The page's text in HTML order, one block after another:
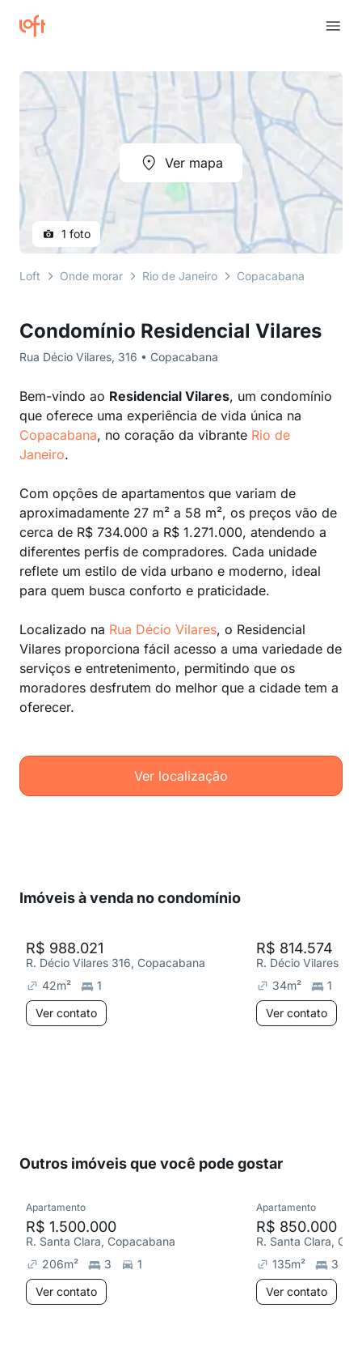
Condomínio Residencial Vilares
Rua Décio Vilares, 316 • Copacabana
Bem-vindo ao Residencial Vilares, um condomínio
que oferece uma experiência de vida única na
Copacabana, no coração da vibrante Rio de
Janeiro.
Com opções de apartamentos que variam de
aproximadamente 27 m² a 58 m², os preços vão de
cerca de R$ 734.000 a R$ 1.271.000, atendendo a
diferentes perfis de compradores. Cada unidade
reflete um estilo de vida urbano e moderno, ideal
para quem busca conforto e praticidade.
Localizado na Rua Décio Vilares, o Residencial
Vilares proporciona fácil acesso a uma variedade de
serviços e entretenimento, permitindo que os
moradores desfrutem do melhor que a cidade tem a
oferecer.
Ver localização
Ver mapa
1 foto
Loft Onde morar Rio de Janeiro Copacabana
Imóveis à venda no condomínio
R$ 988.021
R. Décio Vilares 316, Copacabana
42m²
1
Ver contato
R$ 814.574
R. Décio Vilares
34m²
1
Ver contato
Outros imóveis que você pode gostar
Apartamento
R$ 1.500.000
R. Santa Clara, Copacabana
206m² 3
1
Ver contato
Apartamento
R$ 850.000
R. Santa Clara,
135m²
3
Ver contato